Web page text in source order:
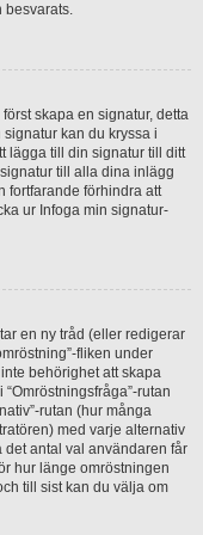
besvarats.
skapa en signatur, detta
kan du kryssa i
lägga till din signatur till ditt
till alla dina inlägg
fortfarande förhindra att
ur Infoga min signatur-
en ny tråd (eller redigerar
fliken under
behörighet att skapa
rutan
rutan (hur många
med varje alternativ
antal val användaren får
hur länge omröstningen
till sist kan du välja om